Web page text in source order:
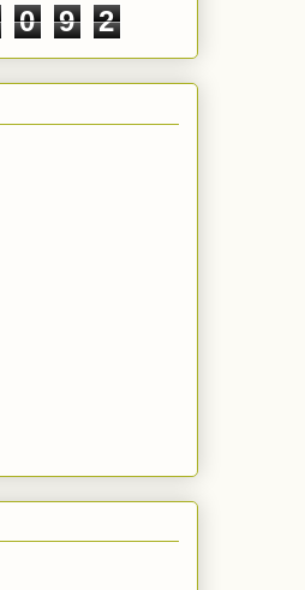
0 9
2